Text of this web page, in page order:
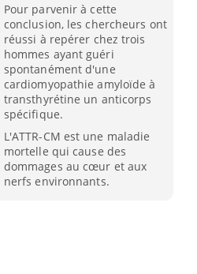
Pour parvenir à cette
conclusion, les chercheurs ont
réussi à repérer chez trois
hommes ayant guéri
spontanément d'une
cardiomyopathie amyloïde à
transthyrétine un anticorps
spécifique.
L'ATTR-CM est une maladie
mortelle qui cause des
dommages au cœur et aux
nerfs environnants.